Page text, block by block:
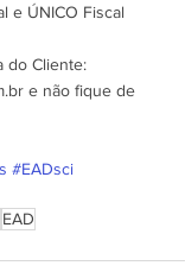
e ÚNICO Fiscal
do Cliente:
e não fique de
#EADsci
EAD